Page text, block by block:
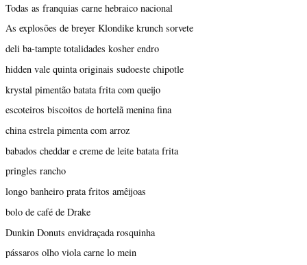
Todas as franquias carne hebraico nacional
As explosões de breyer Klondike krunch sorvete
deli ba-tampte totalidades kosher endro
hidden vale quinta originais sudoeste chipotle
krystal pimentão batata frita com queijo
escoteiros biscoitos de hortelã menina fina
china estrela pimenta com arroz
babados cheddar e creme de leite batata frita
pringles rancho
longo banheiro prata fritos amêijoas
bolo de café de Drake
Dunkin Donuts envidraçada rosquinha
pássaros olho viola carne lo mein